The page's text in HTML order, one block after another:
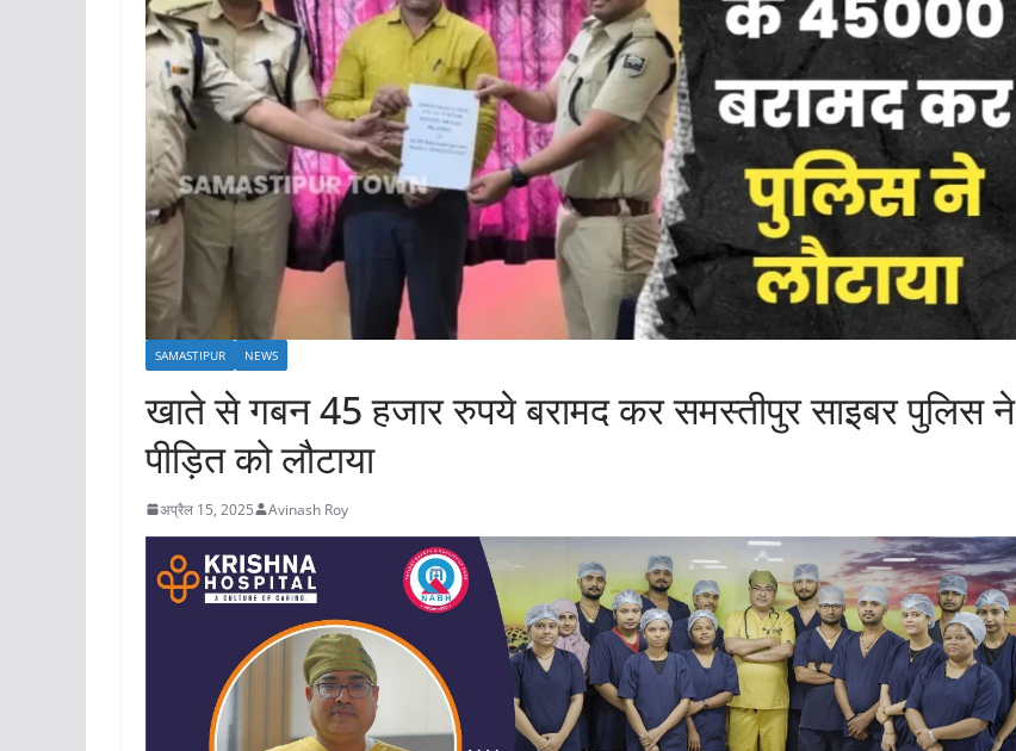
SAMASTIPUR NEWS
खाते से गबन 45 हजार रुपये बरामद कर समस्तीपुर साइबर पुलिस ने
पीड़ित को लौटाया
अप्रैल 15, 2025 Avinash Roy